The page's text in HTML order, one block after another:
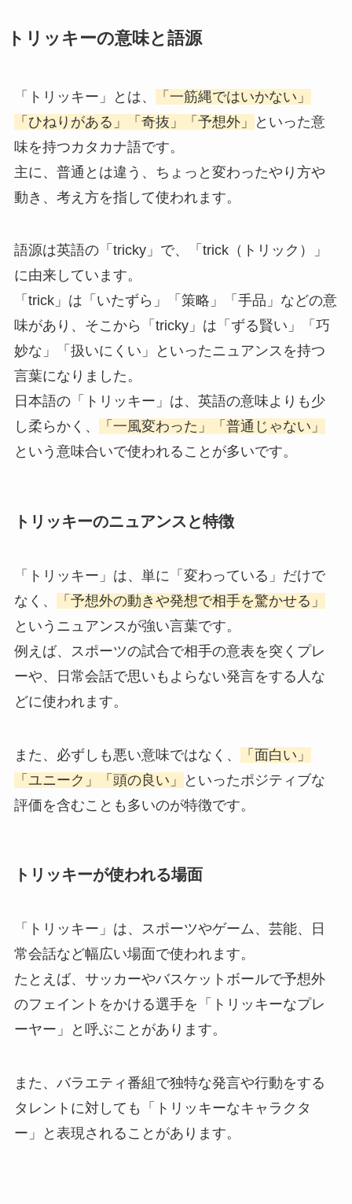
トリッキーの意味と語源
「トリッキー」とは、
「一筋縄ではいかない」
「ひねりがある」「奇抜」「予想外」
といった意
味を持つカタカナ語です。
主に、普通とは違う、ちょっと変わったやり方や
動き、考え方を指して使われます。
語源は英語の「tricky」で、「trick（トリック）」
に由来しています。
「trick」は「いたずら」「策略」「手品」などの意
味があり、そこから「tricky」は「ずる賢い」「巧
妙な」「扱いにくい」といったニュアンスを持つ
言葉になりました。
日本語の「トリッキー」は、英語の意味よりも少
し柔らかく、
「一風変わった」「普通じゃない」
という意味合いで使われることが多いです。
トリッキーのニュアンスと特徴
「トリッキー」は、単に「変わっている」だけで
なく、
「予想外の動きや発想で相手を驚かせる」
というニュアンスが強い言葉です。
例えば、スポーツの試合で相手の意表を突くプレ
ーや、日常会話で思いもよらない発言をする人な
どに使われます。
また、必ずしも悪い意味ではなく、
「面白い」
「ユニーク」「頭の良い」
といったポジティブな
評価を含むことも多いのが特徴です。
トリッキーが使われる場面
「トリッキー」は、スポーツやゲーム、芸能、日
常会話など幅広い場面で使われます。
たとえば、サッカーやバスケットボールで予想外
のフェイントをかける選手を「トリッキーなプレ
ーヤー」と呼ぶことがあります。
また、バラエティ番組で独特な発言や行動をする
タレントに対しても「トリッキーなキャラクタ
ー」と表現されることがあります。